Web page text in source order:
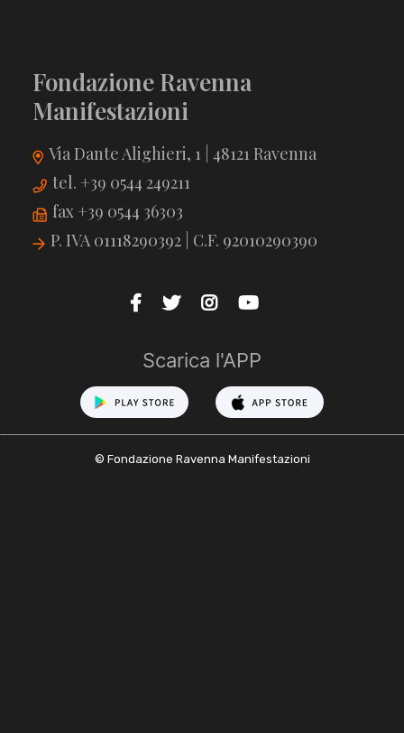
Fondazione Ravenna
Manifestazioni
Via Dante Alighieri, 1 | 48121 Ravenna
tel. +39 0544 249211
fax +39 0544 36303
P. IVA 01118290392 | C.F. 92010290390
Scarica l'APP
© Fondazione Ravenna Manifestazioni